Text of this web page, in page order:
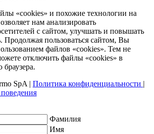
«cookies» и похожие технологии на
нам анализировать
с сайтом, улучшать и повышать
Продолжая пользоваться сайтом, Вы
файлов «cookies». Тем не
отключить файлы «cookies» в
SpA | Политика конфиденциальности |
Фамилия
Имя